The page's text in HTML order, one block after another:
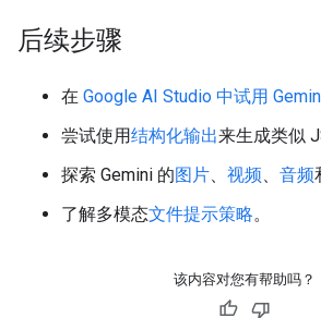
后续步骤
在 Google AI Studio 中试用
尝试使用结构化输出来生成类似
探索 Gemini 的图片、 视频、 音频
了解多模态文件提示策略。
该内容对您有帮助吗？